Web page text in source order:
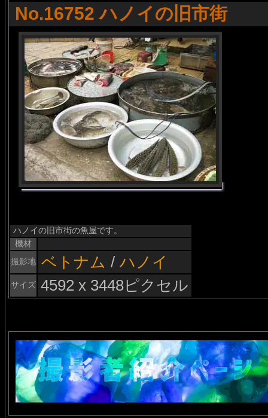
No.16752 ハノイの旧市街
ハノイの旧市街の魚屋です。
機材
撮影地 ベトナム / ハノイ
サイズ 4592 x 3448ピクセル